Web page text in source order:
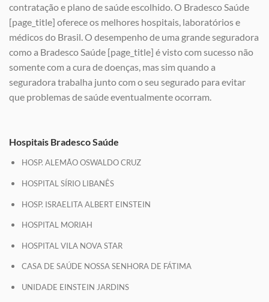
contratação e plano de saúde escolhido. O Bradesco Saúde
[page_title] oferece os melhores hospitais, laboratórios e
médicos do Brasil. O desempenho de uma grande seguradora
como a Bradesco Saúde [page_title] é visto com sucesso não
somente com a cura de doenças, mas sim quando a
seguradora trabalha junto com o seu segurado para evitar
que problemas de saúde eventualmente ocorram.
Hospitais Bradesco Saúde
HOSP. ALEMÃO OSWALDO CRUZ
HOSPITAL SÍRIO LIBANÊS
HOSP. ISRAELITA ALBERT EINSTEIN
HOSPITAL MORIAH
HOSPITAL VILA NOVA STAR
CASA DE SAÚDE NOSSA SENHORA DE FÁTIMA
UNIDADE EINSTEIN JARDINS